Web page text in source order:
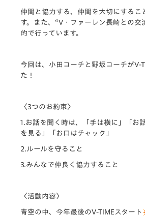
仲間と協力する、仲間を大切にするこ
す。また、“V・ファーレン長崎との交
的で行っています。
今回は、小田コーチと野坂コーチがV-
た！
〈3つのお約束〉
1.お話を聞く時は、「手は横に」「お
を見る」「お口はチャック」
2.ルールを守ること
3.みんなで仲良く協力すること
〈活動内容〉
青空の中、今年最後のV-TIMEスタート